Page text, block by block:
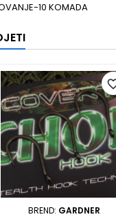
10 KOMADA
BREND: GARDNER